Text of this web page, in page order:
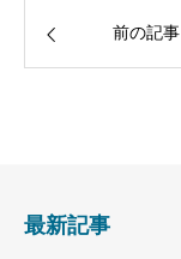
前の記事
最新記事